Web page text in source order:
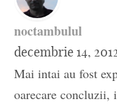
noctambulul
decembrie 14,
Mai intai au fost
oarecare concluzii,